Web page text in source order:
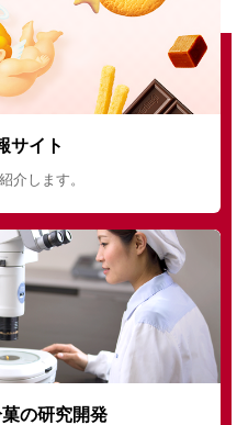
サイト
介します。
の研究開発